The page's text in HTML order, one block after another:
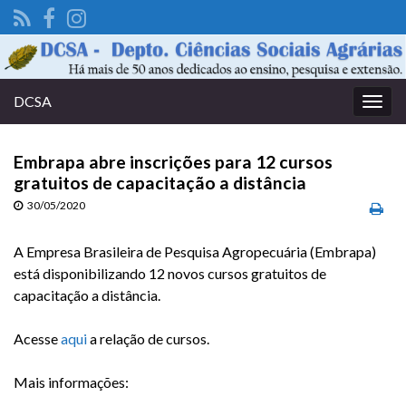
DCSA
Embrapa abre inscrições para 12 cursos
gratuitos de capacitação a distância
30/05/2020
A Empresa Brasileira de Pesquisa Agropecuária (Embrapa)
está disponibilizando 12 novos cursos gratuitos de
capacitação a distância.
Acesseaquia relação de cursos.
Mais informações: